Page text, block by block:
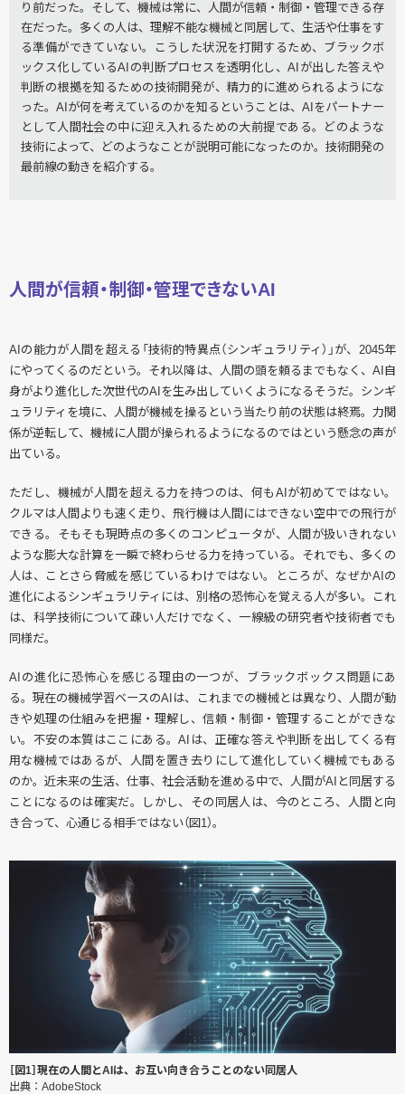
り前だった。そして、機械は常に、人間が信頼・制御・管理できる存
在だった。多くの人は、理解不能な機械と同居して、生活や仕事をす
る準備ができていない。こうした状況を打開するため、ブラックボ
ックス化しているAIの判断プロセスを透明化し、AIが出した答えや
判断の根拠を知るための技術開発が、精力的に進められるようにな
った。AIが何を考えているのかを知るということは、AIをパートナー
として人間社会の中に迎え入れるための大前提である。どのような
技術によって、どのようなことが説明可能になったのか。技術開発の
最前線の動きを紹介する。
人間が信頼・制御・管理できないAI
AIの能力が人間を超える「技術的特異点（シンギュラリティ）」が、2045年
にやってくるのだという。それ以降は、人間の頭を頼るまでもなく、AI自
身がより進化した次世代のAIを生み出していくようになるそうだ。シンギ
ュラリティを境に、人間が機械を操るという当たり前の状態は終焉。力関
係が逆転して、機械に人間が操られるようになるのではという懸念の声が
出ている。
ただし、機械が人間を超える力を持つのは、何もAIが初めてではない。
クルマは人間よりも速く走り、飛行機は人間にはできない空中での飛行が
できる。そもそも現時点の多くのコンピュータが、人間が扱いきれない
ような膨大な計算を一瞬で終わらせる力を持っている。それでも、多くの
人は、ことさら脅威を感じているわけではない。ところが、なぜかAIの
進化によるシンギュラリティには、別格の恐怖心を覚える人が多い。これ
は、科学技術について疎い人だけでなく、一線級の研究者や技術者でも
同様だ。
AIの進化に恐怖心を感じる理由の一つが、ブラックボックス問題にあ
る。現在の機械学習ベースのAIは、これまでの機械とは異なり、人間が動
きや処理の仕組みを把握・理解し、信頼・制御・管理することができな
い。不安の本質はここにある。AIは、正確な答えや判断を出してくる有
用な機械ではあるが、人間を置き去りにして進化していく機械でもある
のか。近未来の生活、仕事、社会活動を進める中で、人間がAIと同居する
ことになるのは確実だ。しかし、その同居人は、今のところ、人間と向
き合って、心通じる相手ではない（図1）。
［図1］現在の人間とAIは、お互い向き合うことのない同居人
出典：AdobeStock